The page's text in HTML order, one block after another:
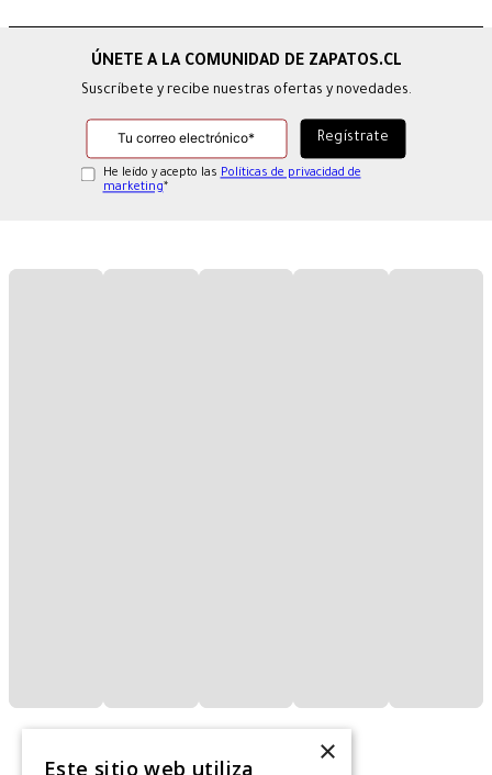
Suscríbete y recibe nuestras ofertas y novedades.
He leído y acepto las Políticas de privacidad de
marketing*
×
Este sitio web utiliza